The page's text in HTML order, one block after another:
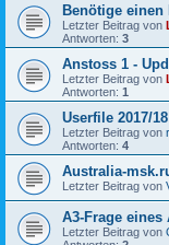
Benötige einen
Letzter Beitrag von
Antworten: 3
Anstoss 1 -
Letzter Beitrag von
Antworten: 1
Userfile 2017/18
Letzter Beitrag von
Antworten: 4
Australia-
Letzter Beitrag von
A3-Frage eines
Letzter Beitrag von